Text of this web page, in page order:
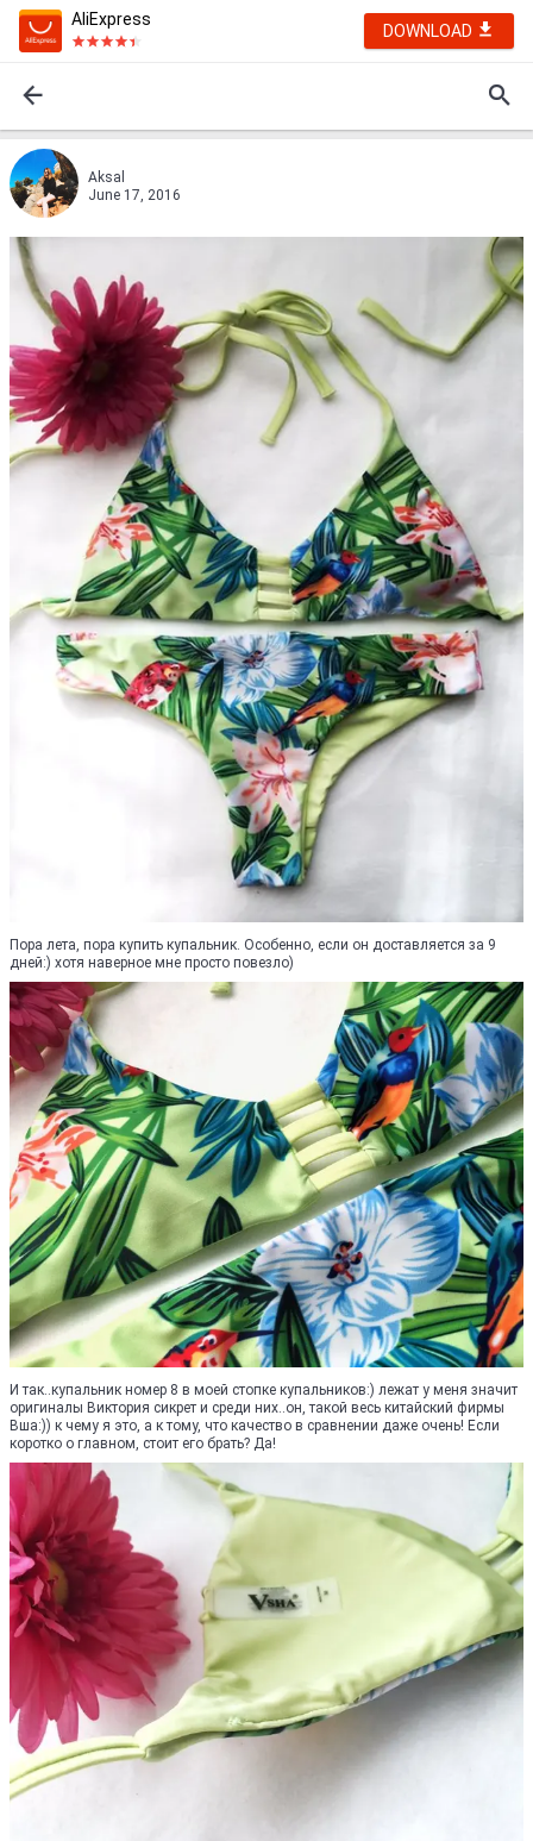
AliExpress
DOWNLOAD
Aksal
June 17, 2016
Пора лета, пора купить купальник. Особенно, если он доставляется за 9
дней:) хотя наверное мне просто повезло)
И так..купальник номер 8 в моей стопке купальников:) лежат у меня значит
оригиналы Виктория сикрет и среди них..он, такой весь китайский фирмы
Вша:)) к чему я это, а к тому, что качество в сравнении даже очень! Если
коротко о главном, стоит его брать? Да!